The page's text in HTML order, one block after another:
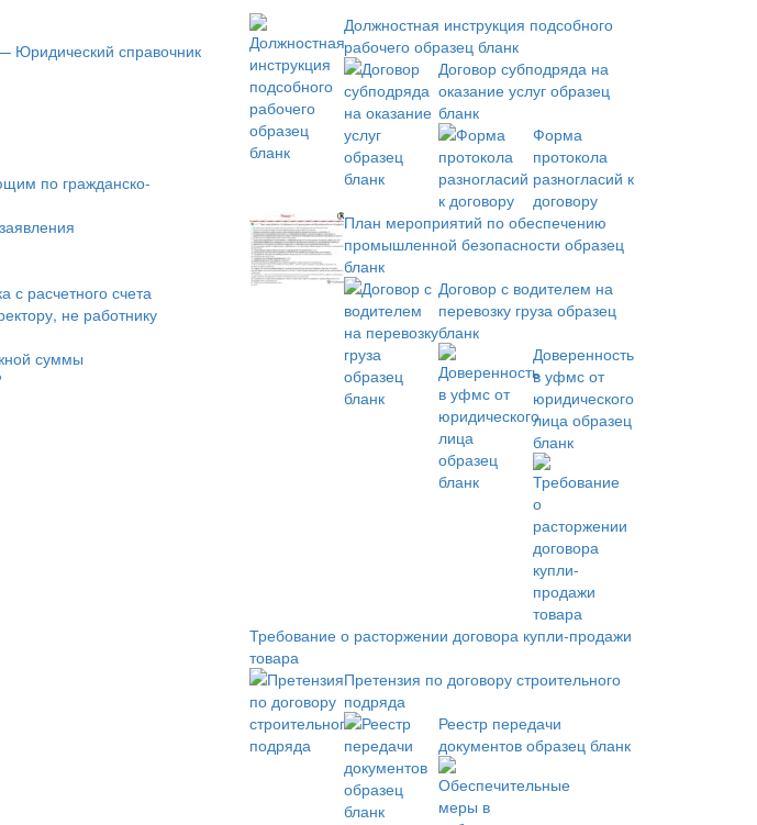
Юридический справочник
по гражданско-
расчетного счета
не работнику
суммы
Должностная инструкция подсобного
рабочего образец бланк
Договор субподряда на
оказание услуг образец
бланк
Форма
протокола
разногласий к
договору
План мероприятий по обеспечению
промышленной безопасности образец
бланк
Договор с водителем на
перевозку груза образец
бланк
Доверенность
в уфмс от
юридического
лица образец
бланк
Требование о расторжении договора купли-продажи
товара
Претензия по договору строительного
подряда
Реестр передачи
документов образец бланк